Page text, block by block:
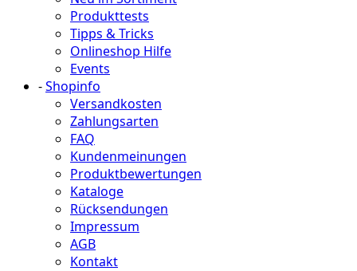
Produkttests
Tipps & Tricks
Onlineshop Hilfe
Events
-Shopinfo
Versandkosten
Zahlungsarten
FAQ
Kundenmeinungen
Produktbewertungen
Kataloge
Rücksendungen
Impressum
AGB
Kontakt